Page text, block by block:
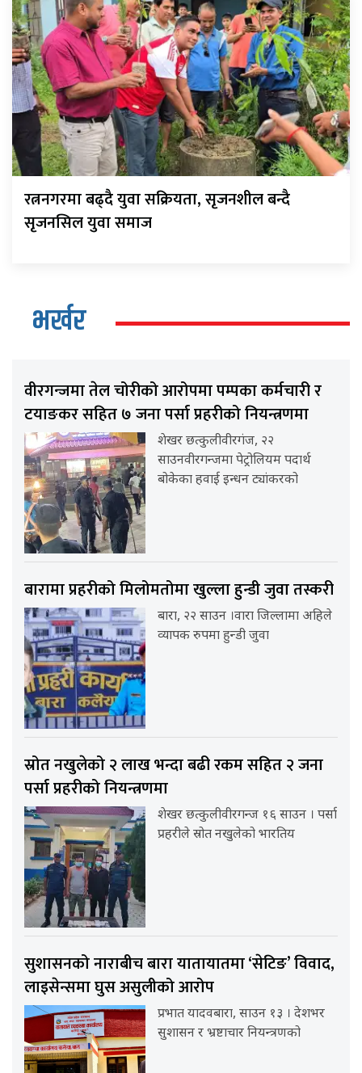
रत्ननगरमा बढ्दै युवा सक्रियता, सृजनशील बन्दै
सृजनसिल युवा समाज
भर्खर
वीरगन्जमा तेल चोरीको आरोपमा पम्पका कर्मचारी र
टयाङकर सहित ७ जना पर्सा प्रहरीको नियन्त्रणमा
शेखर छत्कुलीवीरगंज, २२
साउनवीरगन्जमा पेट्रोलियम पदार्थ
बोकेका हवाई इन्धन ट्यांकरको
बारामा प्रहरीको मिलोमतोमा खुल्ला हुन्डी जुवा तस्करी
बारा, २२ साउन ।वारा जिल्लामा अहिले
व्यापक रुपमा हुन्डी जुवा
स्रोत नखुलेको २ लाख भन्दा बढी रकम सहित २ जना
पर्सा प्रहरीको नियन्त्रणमा
शेखर छत्कुलीवीरगन्ज १६ साउन । पर्सा
प्रहरीले स्रोत नखुलेको भारतिय
सुशासनको नाराबीच बारा यातायातमा ‘सेटिङ’ विवाद,
लाइसेन्समा घुस असुलीको आरोप
प्रभात यादवबारा, साउन १३ । देशभर
सुशासन र भ्रष्टाचार नियन्त्रणको